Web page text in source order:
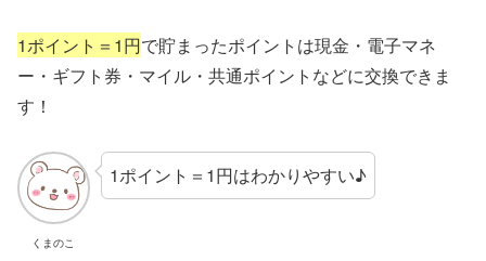
1ポイント＝1円で貯まったポイントは現金・電子マネ
ー・ギフト券・マイル・共通ポイントなどに交換できま
す！
くまのこ
1ポイント＝1円はわかりやすい♪